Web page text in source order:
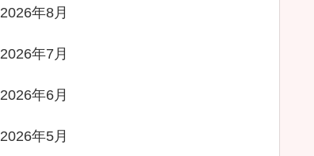
2026年8月
2026年7月
2026年6月
2026年5月